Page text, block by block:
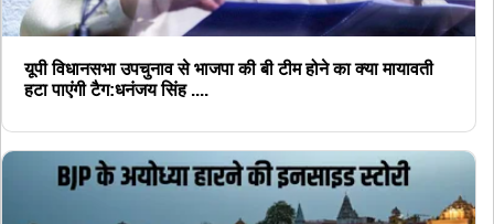
यूपी विधानसभा उपचुनाव से भाजपा की बी टीम होने का क्या मायावती
हटा पाएंगी टैग:धनंजय सिंह ....